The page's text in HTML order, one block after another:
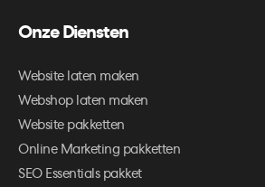
Onze Diensten
Website laten maken
Webshop laten maken
Website pakketten
Online Marketing pakketten
SEO Essentials pakket